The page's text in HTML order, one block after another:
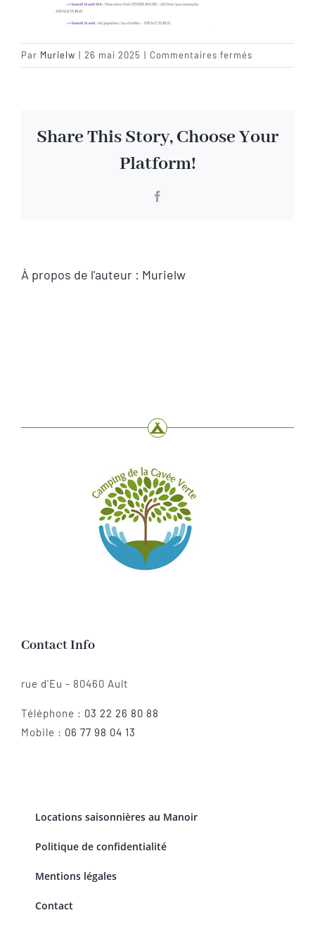
Visite virtuelle
Par Murielw | 26 mai 2025 | Commentaires fermés
aout02
Share This Story, Choose Your
Platform!
À propos de l'auteur : Murielw
Contact Info
rue d'Eu - 80460 Ault
Téléphone : 03 22 26 80 88
Mobile : 06 77 98 04 13
Locations saisonnières au Manoir
Politique de confidentialité
Mentions légales
Contact